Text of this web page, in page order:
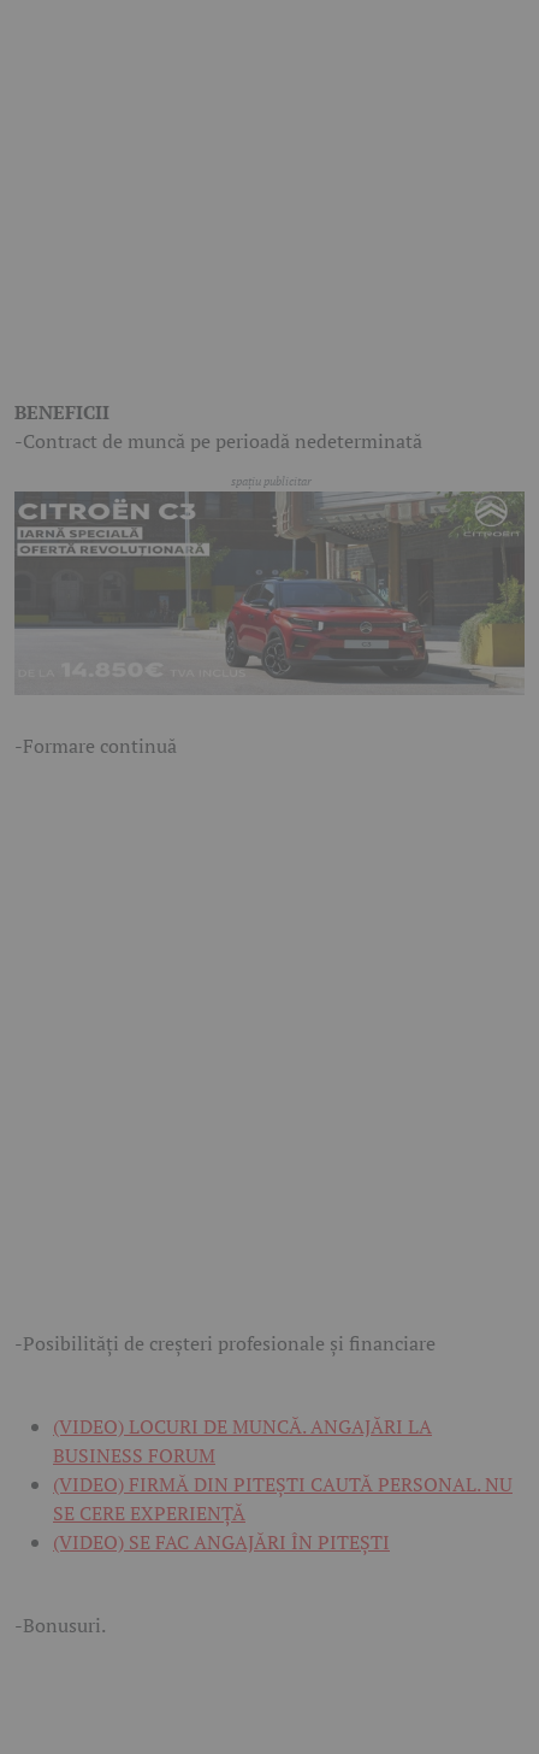
BENEFICII
-Contract de muncă pe perioadă nedeterminată
-Formare continuă
-Posibilităţi de creşteri profesionale şi financiare
(VIDEO) LOCURI DE MUNCĂ. ANGAJĂRI LA
BUSINESS FORUM
(VIDEO) FIRMĂ DIN PITEȘTI CAUTĂ PERSONAL. NU
SE CERE EXPERIENȚĂ
(VIDEO) SE FAC ANGAJĂRI ÎN PITEȘTI
-Bonusuri.